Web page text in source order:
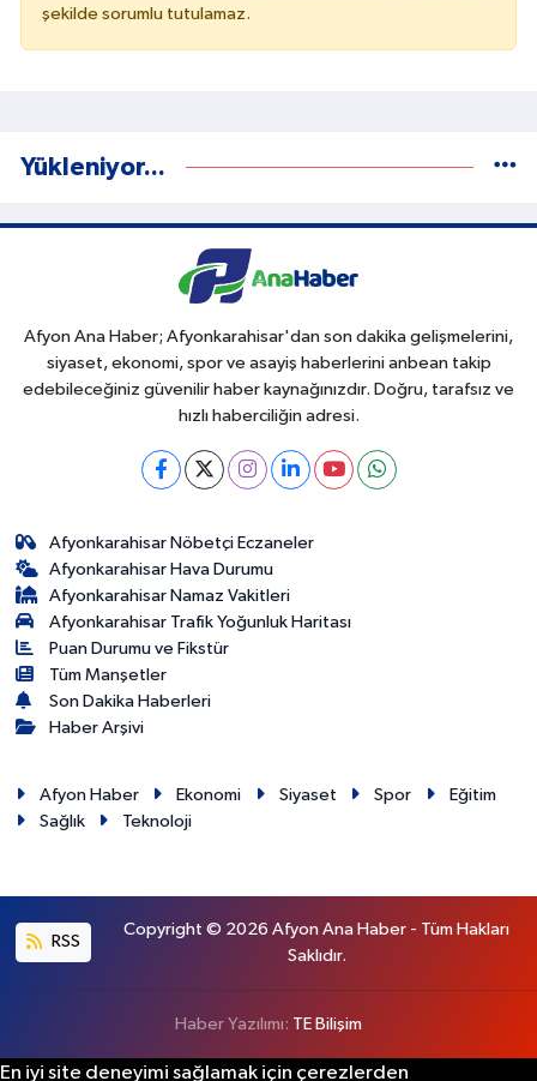
şekilde sorumlu tutulamaz.
Yükleniyor...
Afyon Ana Haber; Afyonkarahisar'dan son dakika gelişmelerini,
siyaset, ekonomi, spor ve asayiş haberlerini anbean takip
edebileceğiniz güvenilir haber kaynağınızdır. Doğru, tarafsız ve
hızlı haberciliğin adresi.
Afyonkarahisar Nöbetçi Eczaneler
Afyonkarahisar Hava Durumu
Afyonkarahisar Namaz Vakitleri
Afyonkarahisar Trafik Yoğunluk Haritası
Puan Durumu ve Fikstür
Tüm Manşetler
Son Dakika Haberleri
Haber Arşivi
Afyon Haber Ekonomi Siyaset Spor
Eğitim
Sağlık
Teknoloji
RSS
Copyright © 2026 Afyon Ana Haber - Tüm Hakları
Saklıdır.
Haber Yazılımı: TE Bilişim
En iyi site deneyimi sağlamak için çerezlerden